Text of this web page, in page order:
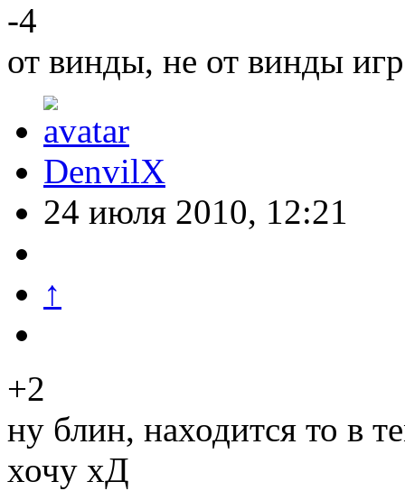
-4
от винды, не от винды
DenvilX
24 июля 2010, 12:21
↑
+2
ну блин, находится то в
хочу хД